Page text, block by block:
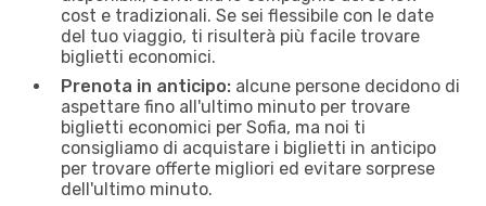
cost e tradizionali. Se sei flessibile con le date
del tuo viaggio, ti risulterà più facile trovare
biglietti economici.
Prenota in anticipo: alcune persone decidono di
aspettare fino all'ultimo minuto per trovare
biglietti economici per Sofia, ma noi ti
consigliamo di acquistare i biglietti in anticipo
per trovare offerte migliori ed evitare sorprese
dell'ultimo minuto.